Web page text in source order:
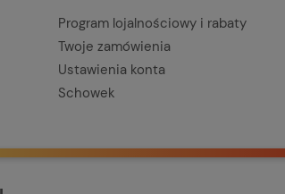
Program lojalnościowy i rabaty
Twoje zamówienia
Ustawienia konta
Schowek